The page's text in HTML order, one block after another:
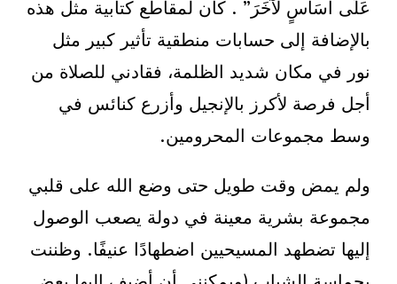
عَلَى أَسَاسٍ لآخَرَ” . كان لمقاطع كتابية مثل هذه
بالإضافة إلى حسابات منطقية تأثير كبير مثل
نور في مكان شديد الظلمة، فقادني للصلاة من
أجل فرصة لأكرز بالإنجيل وأزرع كنائس في
وسط مجموعات المحرومين.
ولم يمض وقت طويل حتى وضع الله على قلبي
مجموعة بشرية معينة في دولة يصعب الوصول
إليها تضطهد المسيحيين اضطهادًا عنيفًا. وظننت